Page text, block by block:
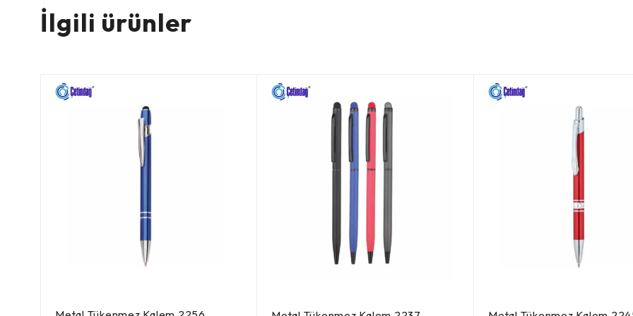
İlgili ürünler